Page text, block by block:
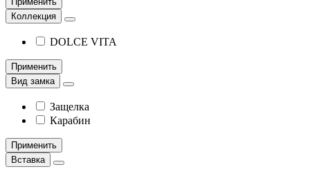
Коллекция
DOLCE VITA
Применить
Вид замка
Защелка
Карабин
Применить
Вставка